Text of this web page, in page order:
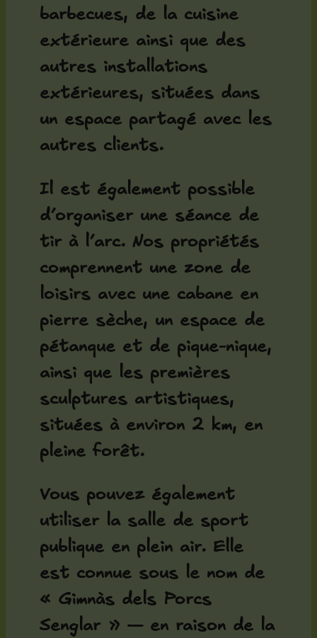
barbecues, de la cuisine
extérieure ainsi que des
autres installations
extérieures, situées dans
un espace partagé avec les
autres clients.
Il est également possible
d’organiser une séance de
tir à l’arc. Nos propriétés
comprennent une zone de
loisirs avec une cabane en
pierre sèche, un espace de
pétanque et de pique-nique,
ainsi que les premières
sculptures artistiques,
situées à environ 2 km, en
pleine forêt.
Vous pouvez également
utiliser la salle de sport
publique en plein air. Elle
est connue sous le nom de
« Gimnàs dels Porcs
Senglar » — en raison de la